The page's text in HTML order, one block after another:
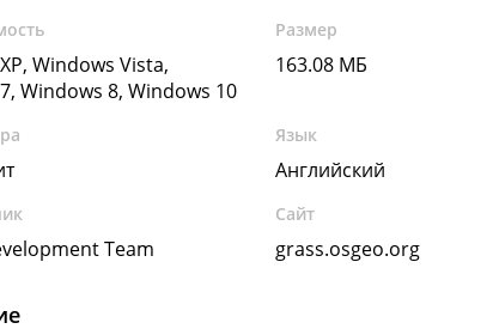
Windows Vista,
Windows 8, Windows 10
Размер
163.08 МБ
Язык
Английский
Team
Сайт
grass.osgeo.org